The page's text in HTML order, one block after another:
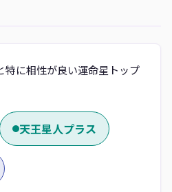
特に相性が良い運命星トップ
天王星人プラス